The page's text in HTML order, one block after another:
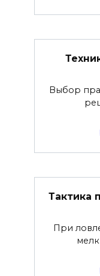
Выбор
Тактика
При